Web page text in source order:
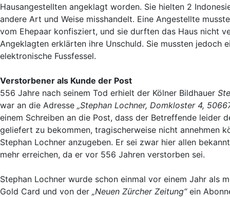
Hausangestellten angeklagt worden. Sie hielten 2
andere Art und Weise misshandelt. Eine Angestellte
vom Ehepaar konfisziert, und sie durften das Haus nicht
Angeklagten erklärten ihre Unschuld. Sie mussten jedoch
elektronische Fussfessel.
Verstorbener als Kunde der Post
556 Jahre nach seinem Tod erhielt der Kölner Bildhauer
war an die Adresse „Stephan Lochner, Domkloster 4,
einem Schreiben an die Post, dass der Betreffende leider
geliefert zu bekommen, tragischerweise nicht annehmen
Stephan Lochner anzugeben. Er sei zwar hier allen
mehr erreichen, da er vor 556 Jahren verstorben sei.
Stephan Lochner wurde schon einmal vor einem Jahr als
Gold Card und von der „Neuen Zürcher Zeitung“ein